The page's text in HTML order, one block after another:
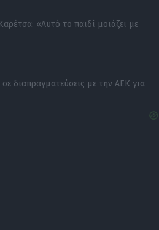
«Αυτό το παιδί μοιάζει με
διαπραγματεύσεις με την ΑΕΚ για